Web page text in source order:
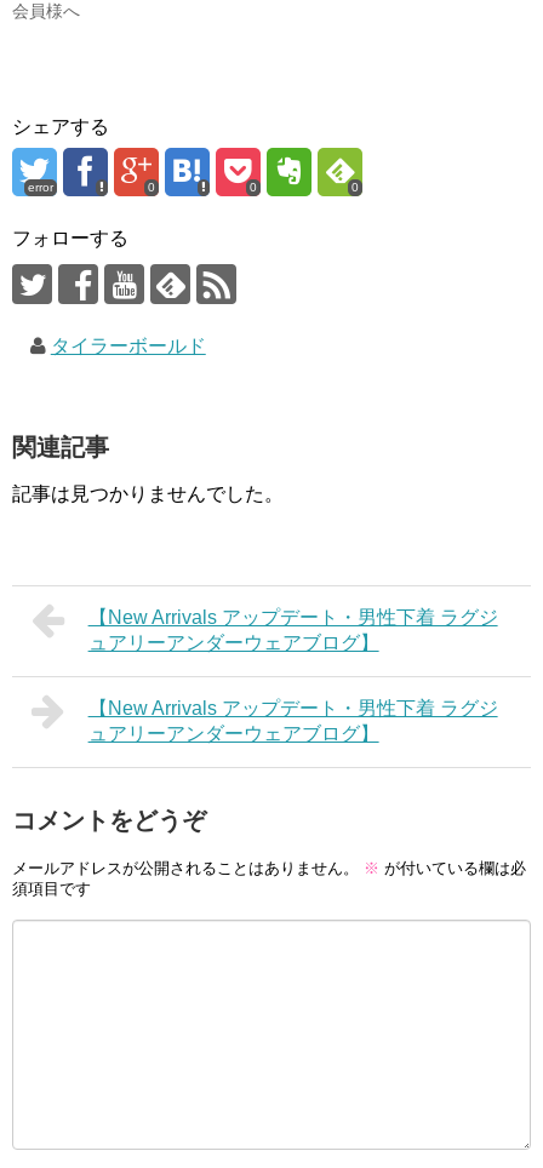
会員様へ
シェアする
error 0 0 0
フォローする
タイラーボールド
関連記事
記事は見つかりませんでした。
【New Arrivals アップデート・男性下着 ラグジ
ュアリーアンダーウェアブログ】
【New Arrivals アップデート・男性下着 ラグジ
ュアリーアンダーウェアブログ】
コメントをどうぞ
メールアドレスが公開されることはありません。 ※ が付いている欄は必
須項目です